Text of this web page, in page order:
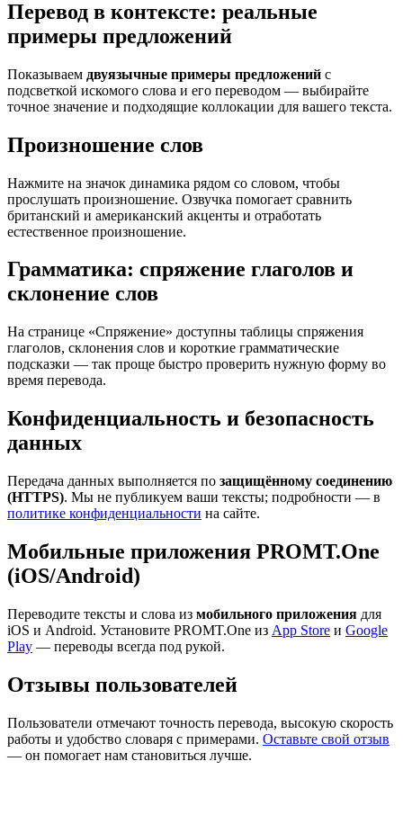
Перевод в контексте: реальные
примеры предложений
Показываем двуязычные примеры предложений с
подсветкой искомого слова и его переводом — выбирайте
точное значение и подходящие коллокации для вашего текста.
Произношение слов
Нажмите на значок динамика рядом со словом, чтобы
прослушать произношение. Озвучка помогает сравнить
британский и американский акценты и отработать
естественное произношение.
Грамматика: спряжение глаголов и
склонение слов
На странице «Спряжение» доступны таблицы спряжения
глаголов, склонения слов и короткие грамматические
подсказки — так проще быстро проверить нужную форму во
время перевода.
Конфиденциальность и безопасность
данных
Передача данных выполняется по защищённому соединению
(HTTPS). Мы не публикуем ваши тексты; подробности — в
политике конфиденциальности на сайте.
Мобильные приложения PROMT.One
(iOS/Android)
Переводите тексты и слова из мобильного приложения для
iOS и Android. Установите PROMT.One из App Store и Google
Play — переводы всегда под рукой.
Отзывы пользователей
Пользователи отмечают точность перевода, высокую скорость
работы и удобство словаря с примерами. Оставьте свой отзыв
— он помогает нам становиться лучше.